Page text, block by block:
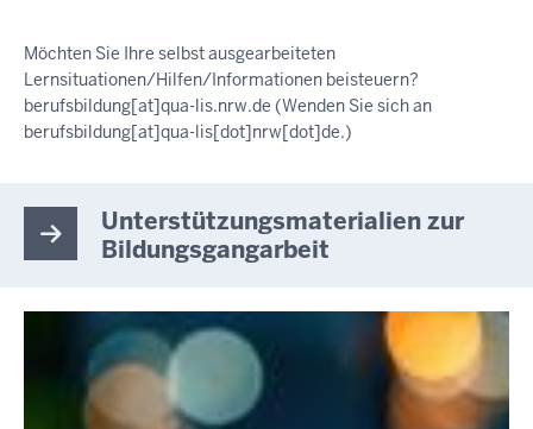
Möchten Sie Ihre selbst ausgearbeiteten
Lernsituationen/Hilfen/Informationen beisteuern?
berufsbildung[at]qua-lis.nrw.de (Wenden Sie sich an
berufsbildung[at]qua-lis[dot]nrw[dot]de.)
Unterstützungsmaterialien zur
Bildungsgangarbeit